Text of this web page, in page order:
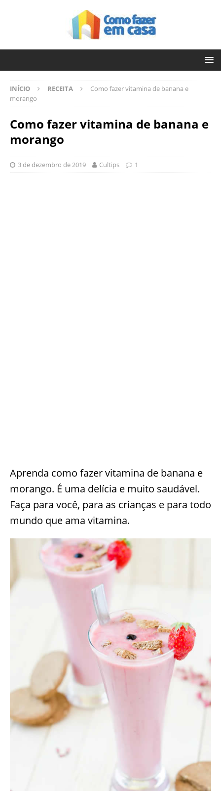
INÍCIO RECEITA
Como fazer vitamina de banana e
morango
Como fazer vitamina de banana e
morango
3 de dezembro de 2019 Cultips 1
Aprenda como fazer vitamina de banana e
morango. É uma delícia e muito saudável.
Faça para você, para as crianças e para todo
mundo que ama vitamina.